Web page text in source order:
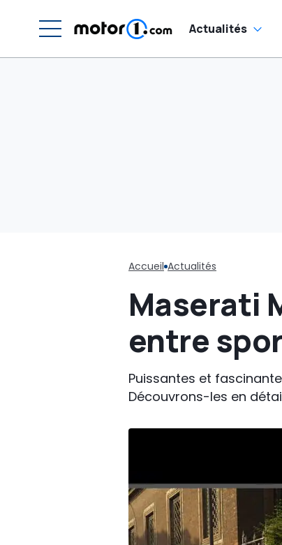
Actualités
Accueil Actualités
Maserati
entre
Puissantes et
Découvrons-les en